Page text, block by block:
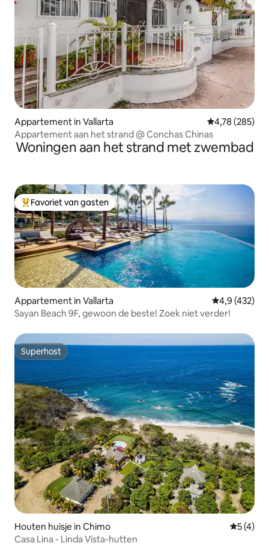
Appartement in Vallarta Gemiddelde
4,78 (285)
Appartement aan het strand @ Conchas Chinas
Woningen aan het strand met zwembad
Topfavoriet van gasten
Favoriet van gasten
Appartement in Vallarta Gemiddelde
4,9 (432)
Sayan Beach 9F, gewoon de beste! Zoek niet verder!
Superhost
Superhost
Houten huisje in Chimo
5 (4)
Casa Lina - Linda Vista-hutten